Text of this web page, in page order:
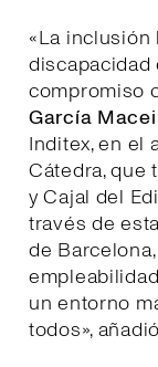
«La
compromiso
García
Inditex, en el
Cátedra, que
y Cajal del
través de
de
un entorno
todos»,